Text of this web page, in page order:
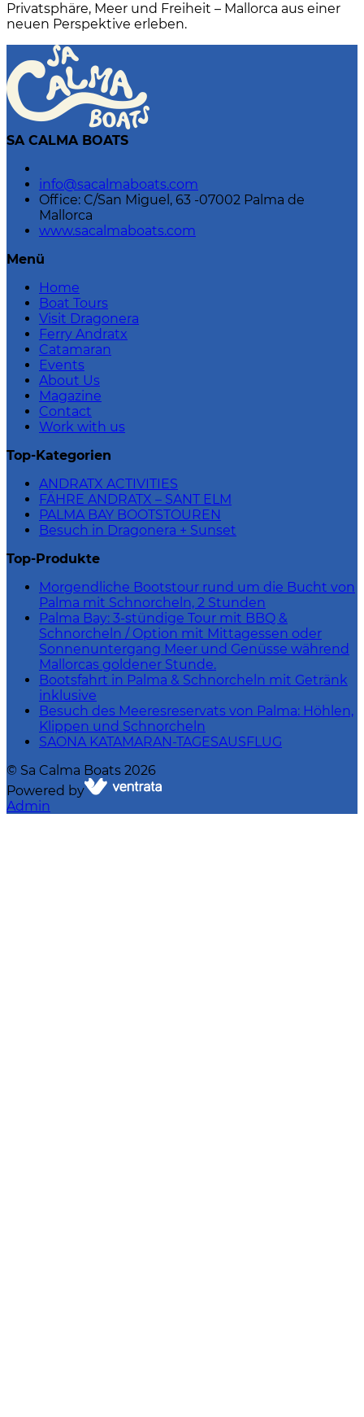
Privatsphäre, Meer und Freiheit – Mallorca aus einer
neuen Perspektive erleben.
SA CALMA BOATS
info@sacalmaboats.com
Office: C/San Miguel, 63 -07002 Palma de
Mallorca
www.sacalmaboats.com
Menü
Home
Boat Tours
Visit Dragonera
Ferry Andratx
Catamaran
Events
About Us
Magazine
Contact
Work with us
Top-Kategorien
ANDRATX ACTIVITIES
FÄHRE ANDRATX – SANT ELM
PALMA BAY BOOTSTOUREN
Besuch in Dragonera + Sunset
Top-Produkte
Morgendliche Bootstour rund um die Bucht von
Palma mit Schnorcheln, 2 Stunden
Palma Bay: 3-stündige Tour mit BBQ &
Schnorcheln / Option mit Mittagessen oder
Sonnenuntergang Meer und Genüsse während
Mallorcas goldener Stunde.
Bootsfahrt in Palma & Schnorcheln mit Getränk
inklusive
Besuch des Meeresreservats von Palma: Höhlen,
Klippen und Schnorcheln
SAONA KATAMARAN-TAGESAUSFLUG
© Sa Calma Boats 2026
Powered by
Admin